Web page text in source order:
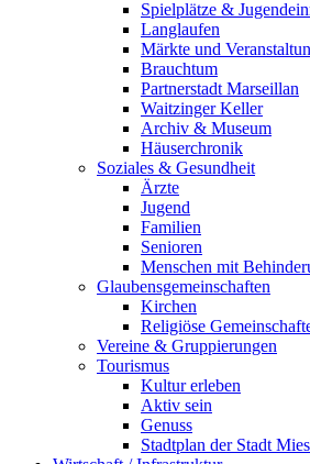
Spielplätze &
Langlaufen
Märkte und
Brauchtum
Partnerstadt Marseillan
Waitzinger Keller
Archiv & Museum
Häuserchronik
Soziales & Gesundheit
Ärzte
Jugend
Familien
Senioren
Menschen mit
Glaubensgemeinschaften
Kirchen
Religiöse
Vereine & Gruppierungen
Tourismus
Kultur erleben
Aktiv sein
Genuss
Stadtplan der Stadt